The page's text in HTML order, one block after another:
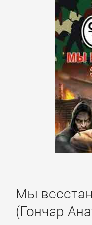
Мы
(Гончар
ПОЭЗИЯ
ДРАМА
Драматургия
Зарубежная
драматургия
стихи
Поэзия